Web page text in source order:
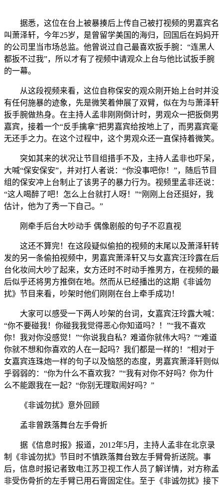
据悉，这位在台上被暴揍后上传自己被打视频的男嘉宾名
叫萧泽轩，今年25岁，是曾留学美国的海归，回国后在妈妈开
的公司里当市场总监。他曾说过自己最喜欢扳手腕：“连黑人
都扳不过我”，所以才有了视频中请观众上台与他比试扳手腕
的一幕。
从这段视频来看，这位自称保安的观众刚开始上台时并没
有任何施暴的迹象，先是微笑着伸展了双臂，似在为与萧泽轩
扳手腕做热身。在主持人孟非刚刚倒计时，男观众一把扳倒男
嘉宾，接着一个“反手擒拿”把男嘉宾给按地上了，而男嘉宾毫
无还手之力。在这个过程中，这个男观众还一直保持着微笑。
突如其来的状况让节目组措手不及，主持人孟非也吓呆，
大喊“保安保安”，并对打人者说：“你没事吧你！”，随后节目
组的保安冲上台制止了该男子的暴力行为。视频里孟非还说：
“这人喝醉了吧！怎么上台就打人呀！”“刚刚上台还挺好，我
估计，他为了秀一下自己。”
刚牵手后台大吵动手 偶像剧般的句子不忍直视
这还不算完！在这段疑似偷拍的视频的末尾以及萧泽轩转
发的另一条偷拍视频中，男嘉宾萧泽轩又与女嘉宾汪玲露在后
台化妆间大吵了起来，女方还时不时动手推男方，在视频的最
后似乎还将男方推倒在地。然而从已经播出的这期《非诚勿
扰》节目来看，吵架时他们刚刚在台上牵手成功！
大家可以感受一下两人吵架的台词，女嘉宾汪玲露大喊：
“你不要碰我！你碰我我觉得恶心你知道吗？！”“我不喜欢
你！我对你没感觉！”“你说我自私？难道你就伟大吗？”“难道
你就不想和你喜欢的人在一起吗？我们都是一样的！”相对于
女嘉宾连珠炮一样的句子以及恼怒的态度，男嘉宾萧泽轩则似
乎弱弱的：“你为什么不喜欢我？”“我有对你不好吗？你为什
么不能跟我在一起？“你别无理取闹好吗？”
《非诚勿扰》意外回顾
孟非曾跌落舞台左手骨折
据《信息时报》报道，2012年5月，主持人孟非在北京录
制《非诚勿扰》节目时不慎跌落舞台致左手臂骨折送院。事
后，信息时报记者致电江苏卫视工作人员了解详情，对方称孟
非受伤骨折的左手臂已用石膏固定住。至于《非诚勿扰》接下